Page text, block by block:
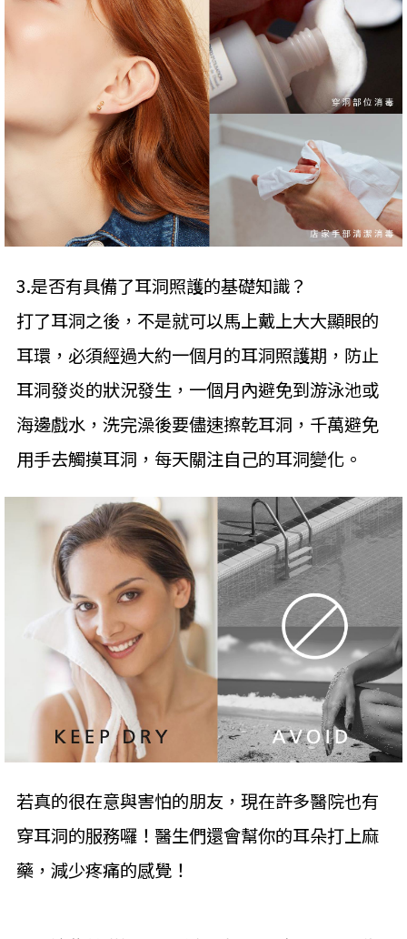
3.是否有具備了耳洞照護的基礎知識？
打了耳洞之後，不是就可以馬上戴上大大顯眼的
耳環，必須經過大約一個月的耳洞照護期，防止
耳洞發炎的狀況發生，一個月內避免到游泳池或
海邊戲水，洗完澡後要儘速擦乾耳洞，千萬避免
用手去觸摸耳洞，每天關注自己的耳洞變化。
若真的很在意與害怕的朋友，現在許多醫院也有
穿耳洞的服務囉！醫生們還會幫你的耳朵打上麻
藥，減少疼痛的感覺！